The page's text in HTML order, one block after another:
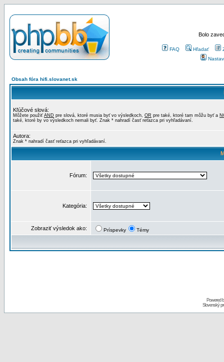
Bolo
FAQ Hľadať
Obsah fóra hifi.slovanet.sk
Kľúčové slová:
Môžete použiť AND pre slová, ktoré musia byť vo výsledkoch, OR pre také, ktoré tam môžu byť a
také, ktoré by vo výsledkoch nemali byť. Znak * nahradí časť reťazca pri vyhľadávaní.
Autora:
Znak * nahradí časť reťazca pri vyhľadávaní.
Fórum:
Kategória:
Zobraziť výsledok ako: Príspevky Témy
Powered
Slovenský